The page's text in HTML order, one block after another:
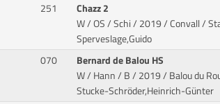
251
Chazz 2
W / OS / Schi / 2019 / Convall /
Sperveslage,Guido
070
Bernard de Balou HS
W / Hann / B / 2019 / Balou du
Stucke-Schröder,Heinrich-Günter